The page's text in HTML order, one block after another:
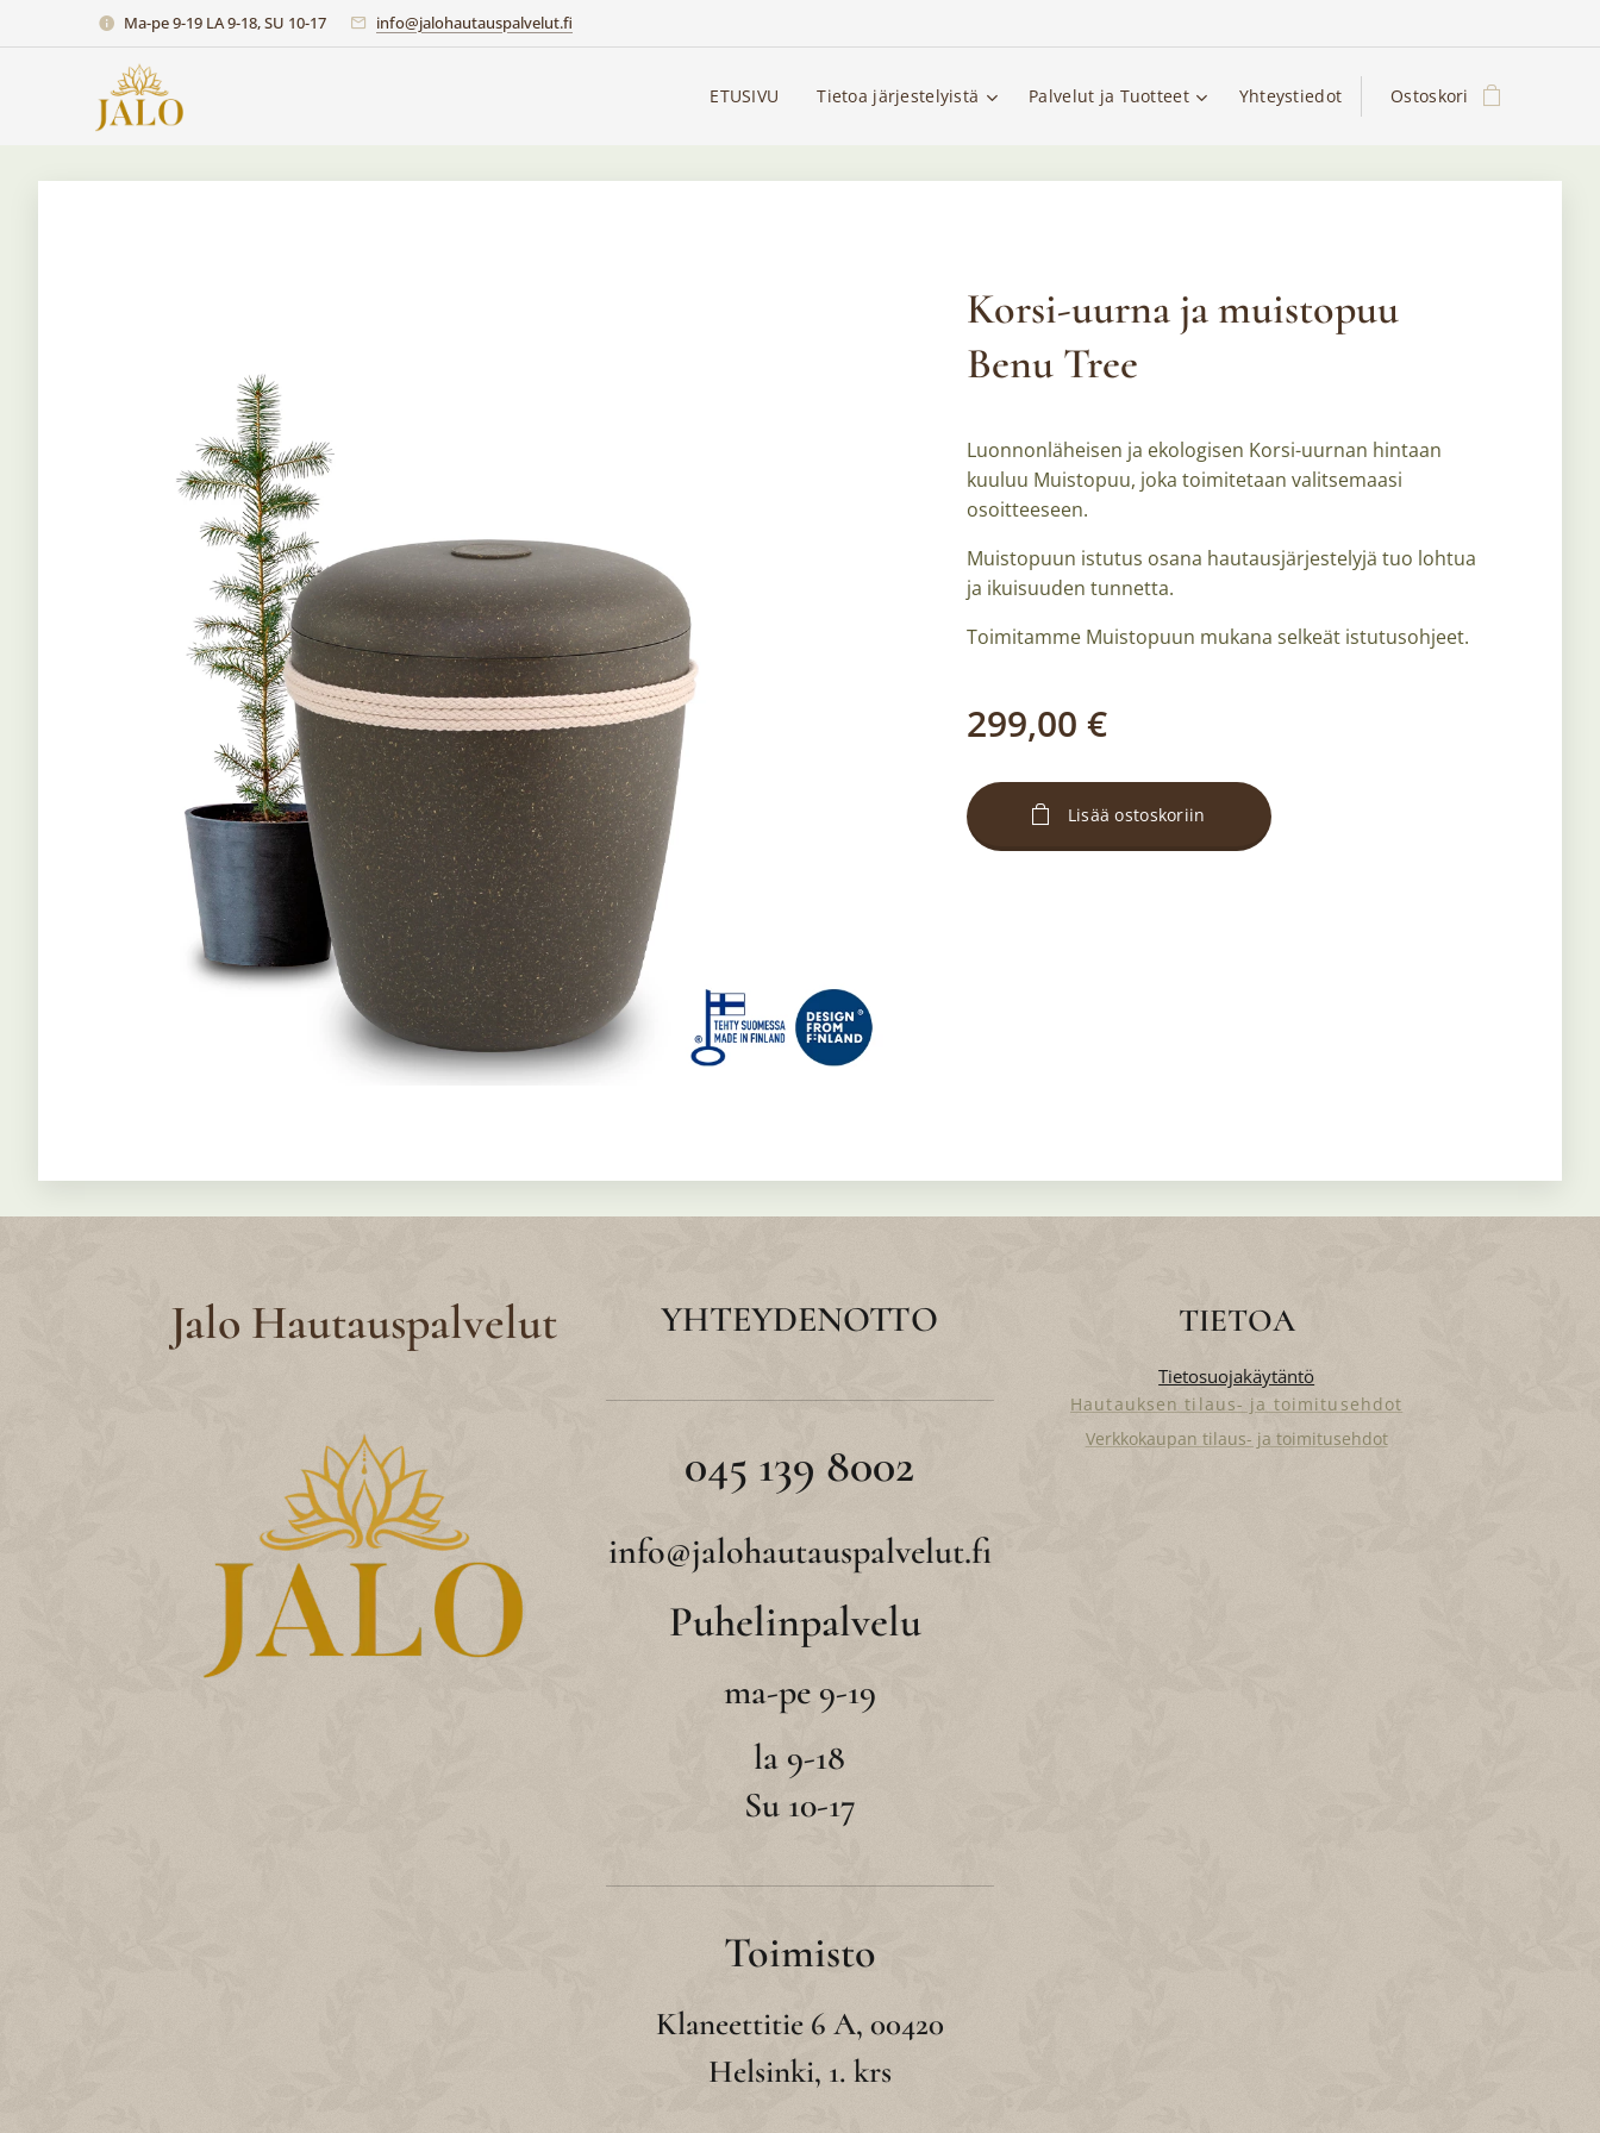
Ma-pe 9-19 LA 9-18, SU 10-17 info@jalohautauspalvelut.fi
ETUSIVU Tietoa järjestelyistä Palvelut ja Tuotteet Yhteystiedot Ostoskori
Korsi-uurna ja muistopuu
Benu Tree
Luonnonläheisen ja ekologisen Korsi-uurnan hintaan
kuuluu Muistopuu, joka toimitetaan valitsemaasi
osoitteeseen.
Muistopuun istutus osana hautausjärjestelyjä tuo lohtua
ja ikuisuuden tunnetta.
Toimitamme Muistopuun mukana selkeät istutusohjeet.
299,00 €
Lisää ostoskoriin
Jalo Hautauspalvelut YHTEYDENOTTO
045 139 8002
info@jalohautauspalvelut.fi
Puhelinpalvelu
ma-pe 9-19
la 9-18
Su 10-17
Toimisto
Klaneettitie 6 A, 00420
Helsinki, 1. krs
TIETOA
Tietosuojakäytäntö
Hautauksen tilaus- ja toimitusehdot
Verkkokaupan tilaus- ja toimitusehdot